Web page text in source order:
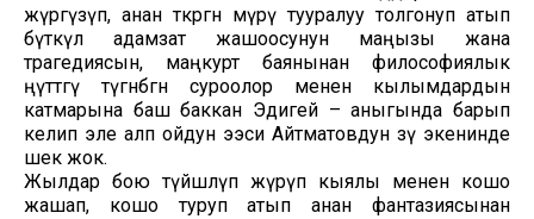
жүргүзүп, анан өткөргөн өмүрү тууралуу толгонуп атып
бүткүл адамзат жашоосунун маңызы жана
трагедиясын, маңкурт баянынан философиялык
өңүттөгү түгөнбөгөн суроолор менен кылымдардын
катмарына баш баккан Эдигей – аныгында барып
келип эле алп ойдун ээси Айтматовдун өзү экенинде
шек жок.
Жылдар бою түйшөлүп жүрүп кыялы менен кошо
жашап, кошо туруп атып анан фантазиясынан